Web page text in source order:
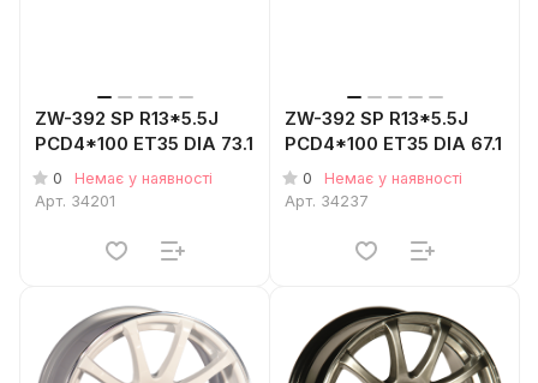
ZW-392 SP R13*5.5J
PCD4*100 ET35 DIA 73.1
0
Немає у наявності
Арт. 34201
ZW-392 SP R13*5.5J
PCD4*100 ET35 DIA 67.1
0
Немає у наявності
Арт. 34237